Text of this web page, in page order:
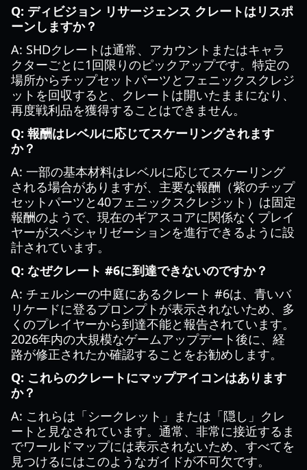
Q: ディビジョン リサージェンス クレートはリスポ
ーンしますか？
A: SHDクレートは通常、アカウントまたはキャラ
クターごとに1回限りのピックアップです。特定の
場所からチップセットパーツとフェニックスクレジ
ットを回収すると、クレートは開いたままになり、
再度戦利品を獲得することはできません。
Q: 報酬はレベルに応じてスケーリングされます
か？
A: 一部の基本材料はレベルに応じてスケーリング
される場合がありますが、主要な報酬（紫のチップ
セットパーツと40フェニックスクレジット）は固定
報酬のようで、現在のギアスコアに関係なくプレイ
ヤーがスペシャリゼーションを進行できるように設
計されています。
Q: なぜクレート #6に到達できないのですか？
A: チェルシーの中庭にあるクレート #6は、青いバ
リケードに登るプロンプトが表示されないため、多
くのプレイヤーから到達不能と報告されています。
2026年内の大規模なゲームアップデート後に、経
路が修正されたか確認することをお勧めします。
Q: これらのクレートにマップアイコンはあります
か？
A: これらは「シークレット」または「隠し」クレ
ートと見なされています。通常、非常に接近するま
でワールドマップには表示されないため、すべてを
見つけるにはこのようなガイドが不可欠です。